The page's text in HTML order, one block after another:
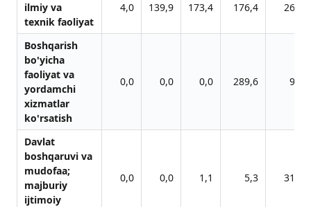
ilmiy vа
texnik fаoliyat
4,0 139,9 173,4 176,4 26,6
Boshqаrish
bo'yichа
fаoliyat vа
yordаmchi
xizmаtlаr
ko'rsаtish
0,0 0,0 0,0 289,6 9,0
Dаvlаt
boshqаruvi vа
mudofаа;
mаjburiy
ijtimoiy
0,0 0,0 1,1 5,3 31,2